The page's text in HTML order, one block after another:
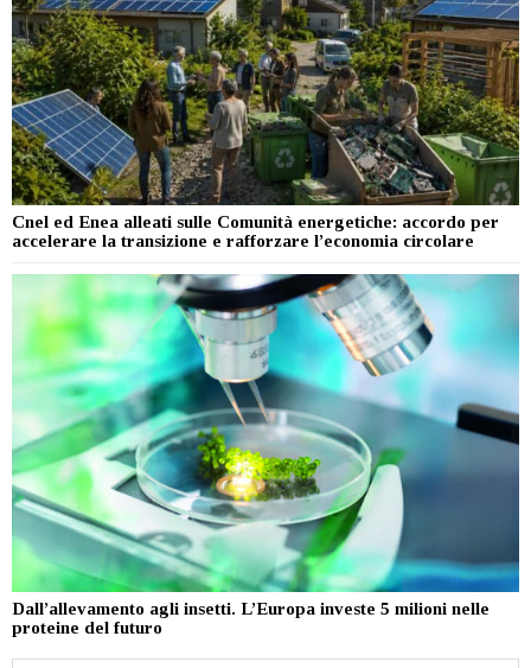
Cnel ed Enea alleati sulle Comunità energetiche: accordo per
accelerare la transizione e rafforzare l’economia circolare
Dall’allevamento agli insetti. L’Europa investe 5 milioni nelle
proteine del futuro